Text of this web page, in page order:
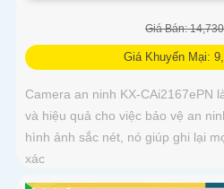
Giá Bán:
Giá Khuyến Mại:
Camera an ninh KX-CAi2167ePN
và hiệu quả cho việc bảo vệ an
hình ảnh sắc nét, nó giúp ghi lại
xác